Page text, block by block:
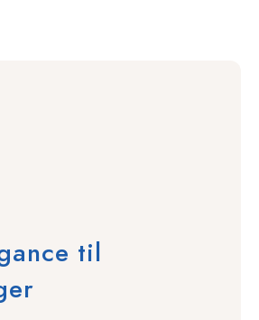
til